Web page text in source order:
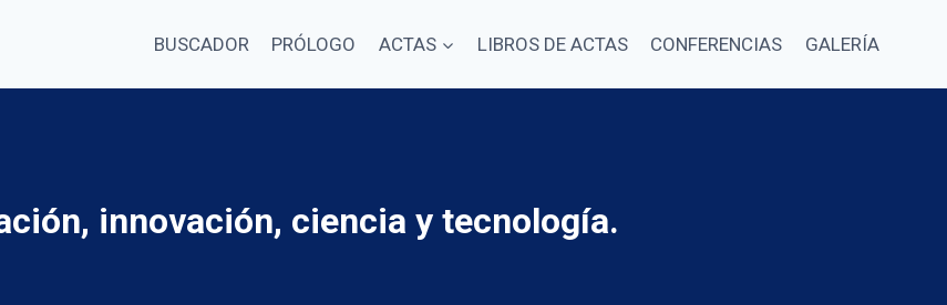
BUSCADOR PRÓLOGO ACTAS LIBROS DE ACTAS CONFERENCIAS GALERÍA
innovación, ciencia y tecnología.